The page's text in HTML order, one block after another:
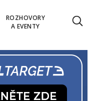
ROZHOVORY
A EVENTY